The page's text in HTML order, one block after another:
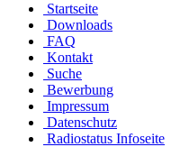
Startseite
Downloads
FAQ
Kontakt
Suche
Bewerbung
Impressum
Datenschutz
Radiostatus Infoseite